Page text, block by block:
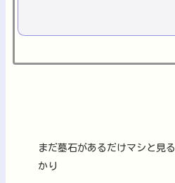
まだ墓石があるだけマシと見
かり